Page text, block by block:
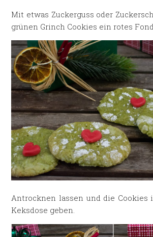
Mit etwas Zuckerguss oder
grünen Grinch Cookies ein rotes
Antrocknen lassen und die Cookies
Keksdose geben.